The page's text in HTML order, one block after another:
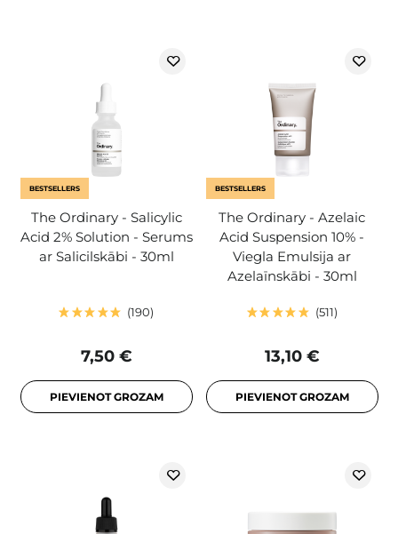
BESTSELLERS
The Ordinary - Salicylic
Acid 2% Solution - Serums
ar Salicilskābi - 30ml
190
7,50 €
PIEVIENOT GROZAM
BESTSELLERS
The Ordinary - Azelaic
Acid Suspension 10% -
Viegla Emulsija ar
Azelaīnskābi - 30ml
511
13,10 €
PIEVIENOT GROZAM